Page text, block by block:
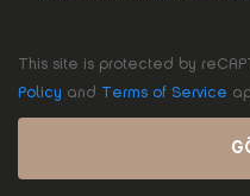
This site is protected by
Policy and Terms of Service